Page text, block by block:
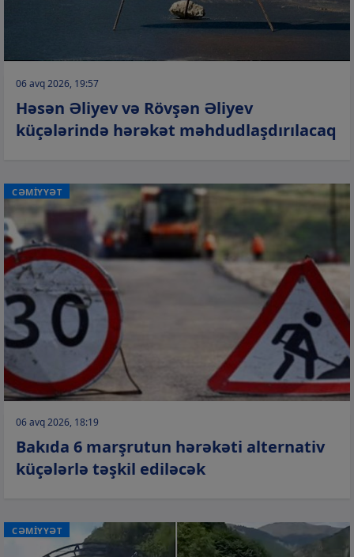
06 avq 2026, 19:57
Həsən Əliyev və Rövşən Əliyev
küçələrində hərəkət məhdudlaşdırılacaq
CƏMİYYƏT
06 avq 2026, 18:19
Bakıda 6 marşrutun hərəkəti alternativ
küçələrlə təşkil ediləcək
CƏMİYYƏT